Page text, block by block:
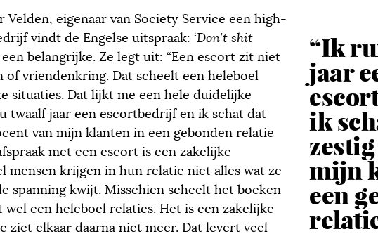
“Ik
jaar
ik
mijn
een
Velden, eigenaar van Society Service een high-
vindt de Engelse uitspraak: ‘Don’t shit
een belangrijke. Ze legt uit: “Een escort zit niet
of vriendenkring. Dat scheelt een heleboel
situaties. Dat lijkt me een hele duidelijke
twaalf jaar een escortbedrijf en ik schat dat
van mijn klanten in een gebonden relatie
met een escort is een zakelijke
mensen krijgen in hun relatie niet alles wat ze
spanning kwijt. Misschien scheelt het boeken
wel een heleboel relaties. Het is een zakelijke
ziet elkaar daarna niet meer. Dat levert veel